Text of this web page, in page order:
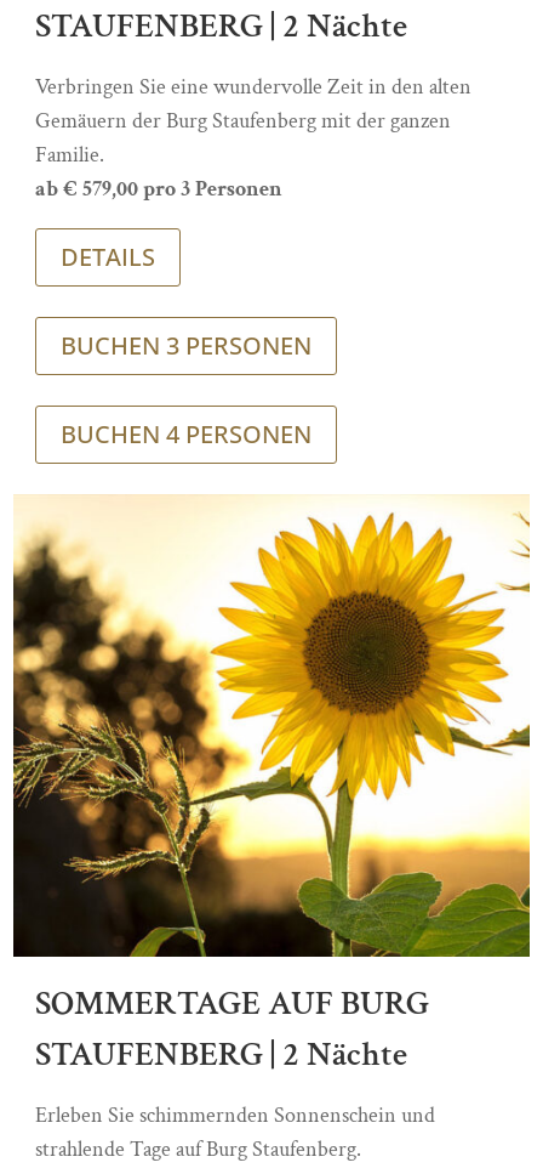
STAUFENBERG | 2 Nächte
Verbringen Sie eine wundervolle Zeit in den alten
Gemäuern der Burg Staufenberg mit der ganzen
Familie.
ab € 579,00 pro 3 Personen
DETAILS
BUCHEN 3 PERSONEN
BUCHEN 4 PERSONEN
SOMMERTAGE AUF BURG
STAUFENBERG | 2 Nächte
Erleben Sie schimmernden Sonnenschein und
strahlende Tage auf Burg Staufenberg.